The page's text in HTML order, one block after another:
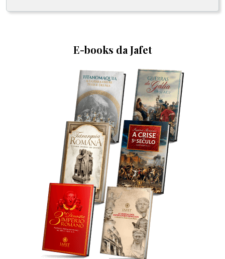
E-books da Jafet